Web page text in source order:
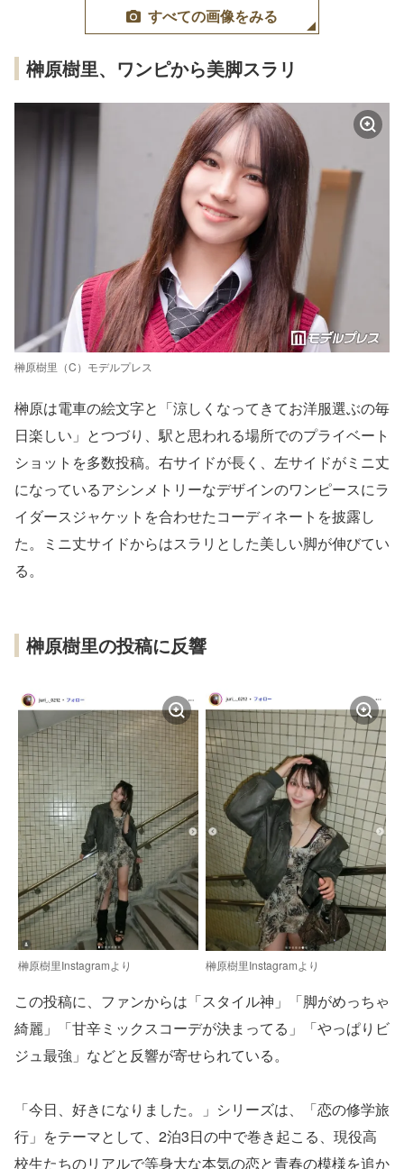
すべての画像をみる
榊原樹里、ワンピから美脚スラリ
榊原樹里（C）モデルプレス
榊原は電車の絵文字と「涼しくなってきてお洋服選ぶの毎
日楽しい」とつづり、駅と思われる場所でのプライベート
ショットを多数投稿。右サイドが長く、左サイドがミニ丈
になっているアシンメトリーなデザインのワンピースにラ
イダースジャケットを合わせたコーディネートを披露し
た。ミニ丈サイドからはスラリとした美しい脚が伸びてい
る。
榊原樹里の投稿に反響
榊原樹里Instagramより 榊原樹里Instagramより
この投稿に、ファンからは「スタイル神」「脚がめっちゃ
綺麗」「甘辛ミックスコーデが決まってる」「やっぱりビ
ジュ最強」などと反響が寄せられている。
「今日、好きになりました。」シリーズは、「恋の修学旅
行」をテーマとして、2泊3日の中で巻き起こる、現役高
校生たちのリアルで等身大な本気の恋と青春の模様を追か